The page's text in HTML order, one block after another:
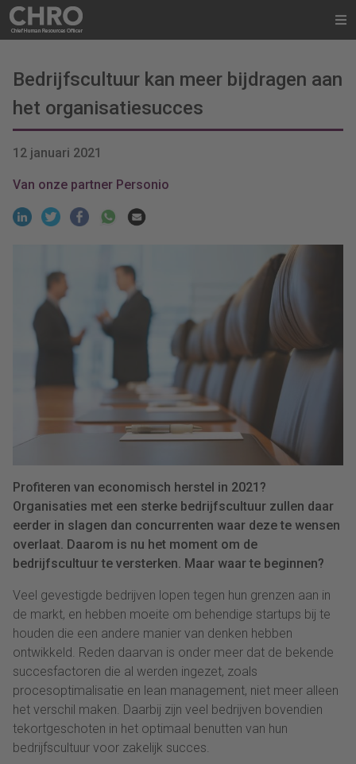
Bedrijfscultuur kan meer bijdragen aan
het organisatiesucces
12 januari 2021
Van onze partner Personio
Profiteren van economisch herstel in 2021?
Organisaties met een sterke bedrijfscultuur zullen daar
eerder in slagen dan concurrenten waar deze te wensen
overlaat. Daarom is nu het moment om de
bedrijfscultuur te versterken. Maar waar te beginnen?
Veel gevestigde bedrijven lopen tegen hun grenzen aan in
de markt, en hebben moeite om behendige startups bij te
houden die een andere manier van denken hebben
ontwikkeld. Reden daarvan is onder meer dat de bekende
succesfactoren die al werden ingezet, zoals
procesoptimalisatie en lean management, niet meer alleen
het verschil maken. Daarbij zijn veel bedrijven bovendien
tekortgeschoten in het optimaal benutten van hun
bedrijfscultuur voor zakelijk succes.